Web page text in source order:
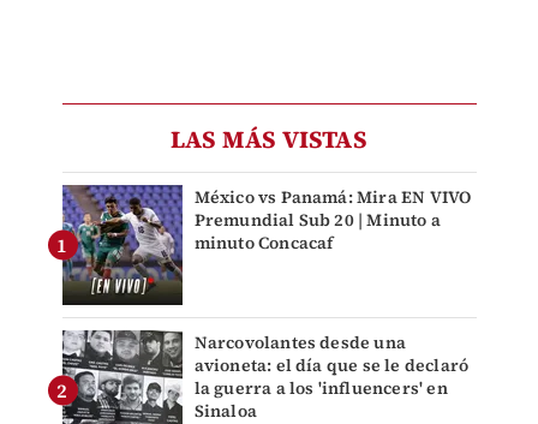
LAS MÁS VISTAS
México vs Panamá: Mira EN VIVO
Premundial Sub 20 | Minuto a
minuto Concacaf
Narcovolantes desde una
avioneta: el día que se le declaró
la guerra a los 'influencers' en
Sinaloa